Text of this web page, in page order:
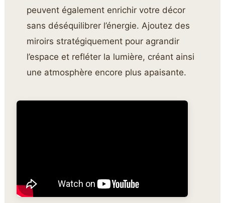
peuvent également enrichir votre décor
sans déséquilibrer l’énergie. Ajoutez des
miroirs stratégiquement pour agrandir
l’espace et refléter la lumière, créant ainsi
une atmosphère encore plus apaisante.